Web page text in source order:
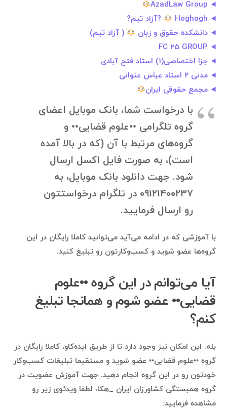
AzadLaw Group
Hoghogh
?آزاد تیم?
دانشکده حقوق و زبان
( آزاد تیم)
FC 25 GROUP
جزا اختصاصی(1) استاد فتح آبادی
مدنی ۲ استاد عباس عنوانی
مجمع حقوقی ایران
با درخواست شما، بانک موبایل اعضای
گروه تلگرامی ••علوم قضایی•• و
گروه‌های مرتبط با آن (که در بالا آمده
است)، به صورت فایل اکسل ارسال
شود. جهت دانلود بانک موبایل، به
۰۹۱۲۱۴۰۰۲۳۷ در تلگرام درخواستتون
رو ارسال فرمایید.
با آموزشی که در ادامه می‌آید می‌توانید کاملا رایگان در این
گروه‌ها عضو شوید و کسب‌وکارتون رو تبلیغ کنید.
آیا می‌توانم در این گروه ••علوم
قضایی•• عضو شوم و همانجا تبلیغ
کنم؟
بله. این امکان نیز وجود دارد تا از طریق ایده‌کاو، کاملا رایگان در
گروه ••علوم قضایی•• عضو شوید و مستقیما تبلیغات کسب‌وکار
خودتون رو در این گروه انجام دهید. جهت آموزش عضویت در
گروه همبستگی کشاورزان ایران _هکا، لطفا ویدئوی زیر رو
مشاهده فرمایید: